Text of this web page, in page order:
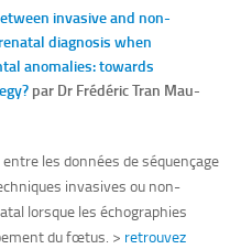
invasive and non-
diagnosis when
anomalies: towards
par Dr Frédéric Tran Mau-
les données de séquençage
invasives ou non-
lorsque les échographies
du fœtus. > retrouvez